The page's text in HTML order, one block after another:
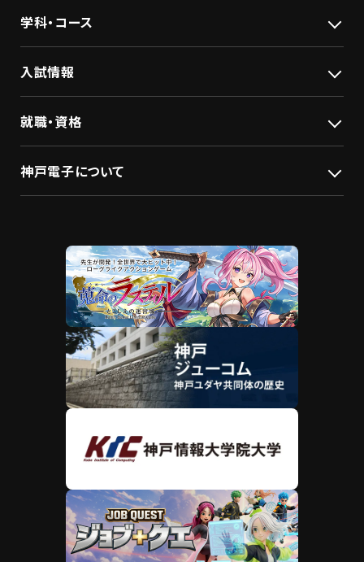
学科・コース
入試情報
就職・資格
神戸電子について